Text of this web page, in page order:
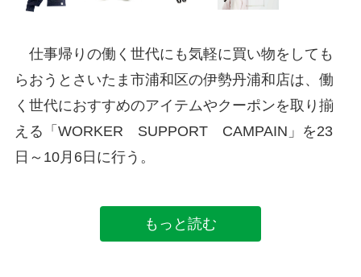
仕事帰りの働く世代にも気軽に買い物をしても
らおうとさいたま市浦和区の伊勢丹浦和店は、働
く世代におすすめのアイテムやクーポンを取り揃
える「WORKER SUPPORT CAMPAIN」を23
日～10月6日に行う。
もっと読む